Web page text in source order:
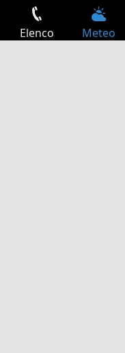
Elenco Meteo